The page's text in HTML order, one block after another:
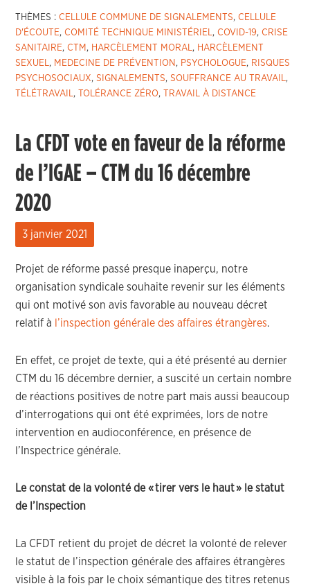
THÈMES :CELLULE COMMUNE DE SIGNALEMENTS,CELLULE
D'ÉCOUTE,COMITÉ TECHNIQUE MINISTÉRIEL,COVID-19,CRISE
SANITAIRE,CTM , HARCÈLEMENT MORAL, HARCÈLEMENT
SEXUEL, MEDECINE DE PRÉVENTION , PSYCHOLOGUE, RISQUES
PSYCHOSOCIAUX,SIGNALEMENTS,SOUFFRANCE AU TRAVAIL,
TÉLÉTRAVAIL, TOLÉRANCE ZÉRO, TRAVAIL À DISTANCE
La CFDT vote en faveur de la réforme
de l’IGAE – CTM du 16 décembre
2020
3 janvier 2021
Projet de réforme passé presque inaperçu, notre
organisation syndicale souhaite revenir sur les éléments
qui ont motivé son avis favorable au nouveaudécret
relatif à l’inspection générale des affaires étrangères.
En effet, ce projet de texte, qui a été présentéau dernier
CTM du 16 décembre dernier,a suscité un certain nombre
de réactions positives de notre part mais aussi beaucoup
d’interrogations qui ont été exprimées, lors de notre
intervention en audioconférence, en présence de
l’Inspectrice générale.
Le constat de la volonté de « tirer vers le haut» le statut
de l’Inspection
La CFDT retientdu projet de décret la volonté de relever
le statut de l’inspection générale des affaires étrangères
visibleà la fois par le choix sémantique des titres retenus